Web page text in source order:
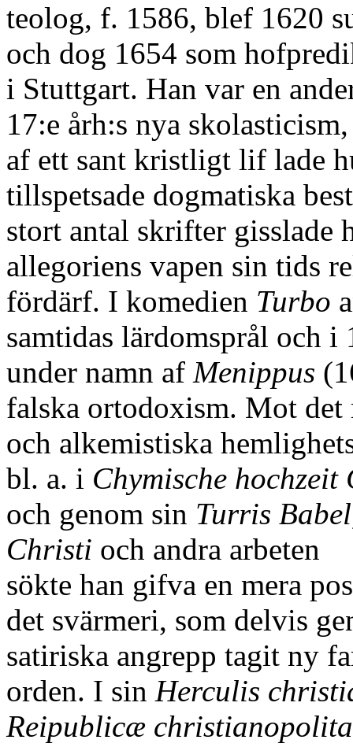
teolog, f. 1586, blef 1620
och dog 1654 som
i Stuttgart. Han var en
17:e årh:s nya
af ett sant kristligt lif lade
tillspetsade dogmatiska
stort antal skrifter gisslade
allegoriens vapen sin tids
fördärf. I komedien Turbo
samtidas lärdomsprål och
under namn af Menippus
falska ortodoxism. Mot det
och alkemistiska
bl. a. i Chymische
och genom sin Turris
Christi och andra arbeten
sökte han gifva en mera
det svärmeri, som delvis
satiriska angrepp tagit ny
orden. I sin Herculis
Reipublicæ